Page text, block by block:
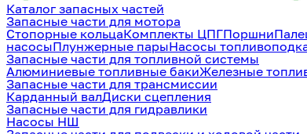
Каталог запасных частей
Запасные части для мотора
Стопорные кольцаКомплекты ЦПГПоршни
насосыПлунжерные парыНасосы
Запасные части для топливной системы
Алюминиевые топливные бакиЖелезные
Запасные части для трансмиссии
Карданный валДиски сцепления
Запасные части для гидравлики
Насосы НШ